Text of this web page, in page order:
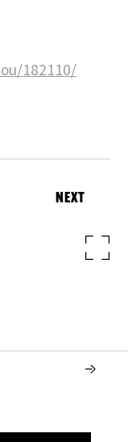
182110/
NEXT